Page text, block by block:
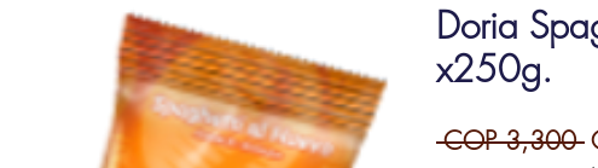
Doria
x250g.
COP 3,300